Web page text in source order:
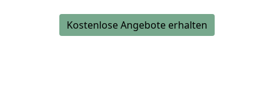
Kostenlose Angebote erhalten